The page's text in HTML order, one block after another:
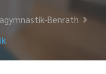
Benrath